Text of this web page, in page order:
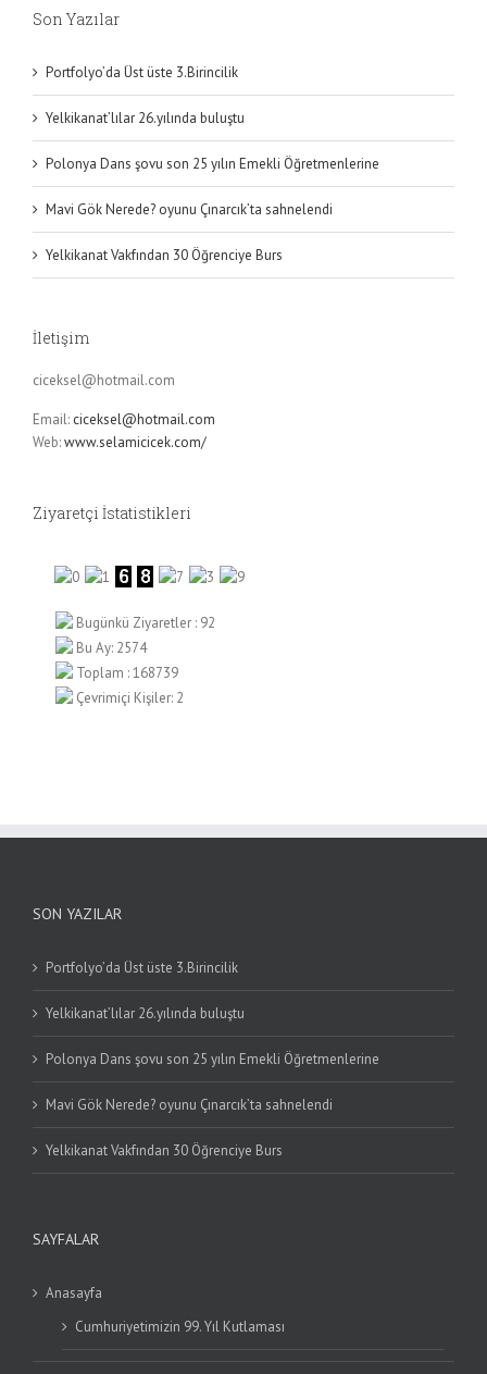
Son Yazılar
Portfolyo’da Üst üste 3.Birincilik
Yelkikanat’lılar 26.yılında buluştu
Polonya Dans şovu son 25 yılın Emekli Öğretmenlerine
Mavi Gök Nerede? oyunu Çınarcık’ta sahnelendi
Yelkikanat Vakfından 30 Öğrenciye Burs
İletişim
ciceksel@hotmail.com
Email: ciceksel@hotmail.com
Web:www.selamicicek.com/
Ziyaretçi İstatistikleri
Bugünkü Ziyaretler : 92
Bu Ay: 2574
Toplam : 168739
Çevrimiçi Kişiler: 2
SON YAZILAR
Portfolyo’da Üst üste 3.Birincilik
Yelkikanat’lılar 26.yılında buluştu
Polonya Dans şovu son 25 yılın Emekli Öğretmenlerine
Mavi Gök Nerede? oyunu Çınarcık’ta sahnelendi
Yelkikanat Vakfından 30 Öğrenciye Burs
SAYFALAR
Anasayfa
Cumhuriyetimizin 99. Yıl Kutlaması